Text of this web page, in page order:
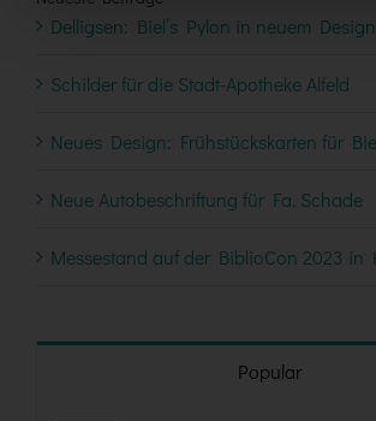
Delligsen: Biel’s Pylon in neuem Design
Schilder für die Stadt-Apotheke Alfeld
Neues Design: Frühstückskarten für
Neue Autobeschriftung für Fa. Schade
Messestand auf der BiblioCon 2023 in
Popular